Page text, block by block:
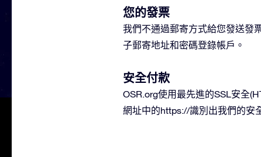
您的發票
我們不通過郵寄方式給您發送發
子郵寄地址和密碼登錄帳戶。
安全付款
OSR.org使用最先進的SSL安全
網址中的https://識別出我們的安